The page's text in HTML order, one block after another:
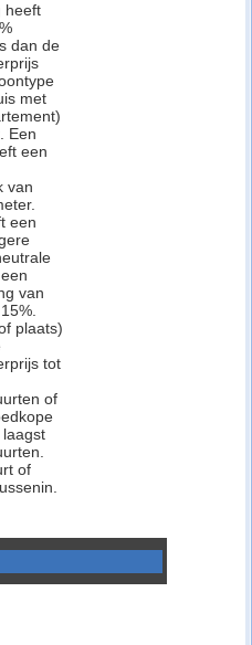
heeft
dan de
met
Een
een
van
een
van
plaats)
tot
of
of